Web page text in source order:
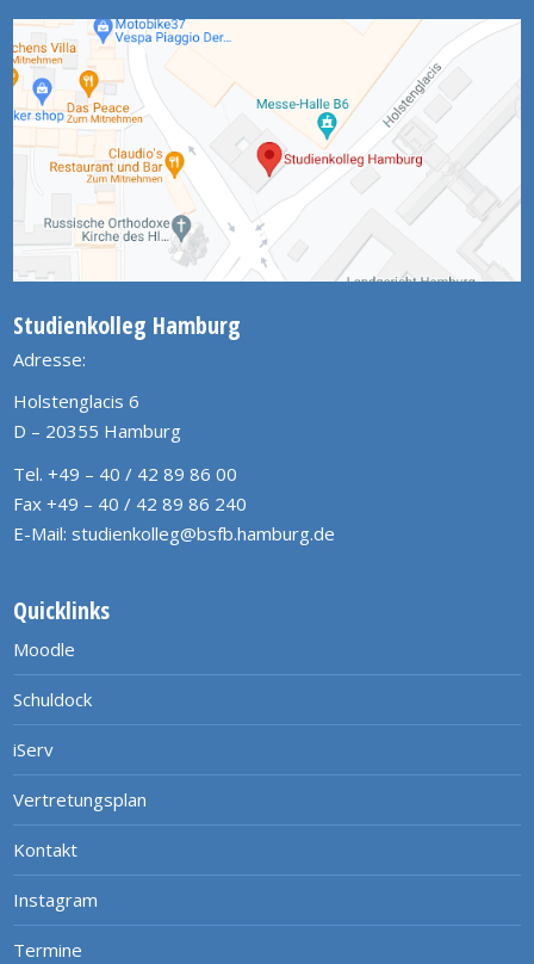
Studienkolleg Hamburg
Adresse:
Holstenglacis 6
D – 20355 Hamburg
Tel. +49 – 40 / 42 89 86 00
Fax +49 – 40 / 42 89 86 240
E-Mail: studienkolleg@bsfb.hamburg.de
Quicklinks
Moodle
Schuldock
iServ
Vertretungsplan
Kontakt
Instagram
Termine